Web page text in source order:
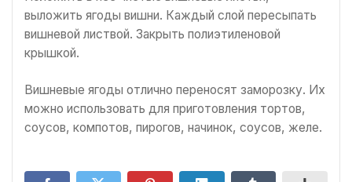
выложить ягоды вишни. Каждый слой пересыпать
вишневой листвой. Закрыть полиэтиленовой
крышкой.
Вишневые ягоды отлично переносят заморозку. Их
можно использовать для приготовления тортов,
соусов, компотов, пирогов, начинок, соусов, желе.